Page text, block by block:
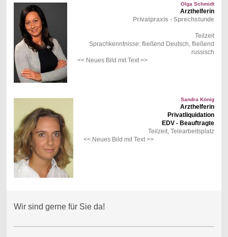
Olga Schmidt
Arzthelferin
Privatpraxis - Sprechstunde
Teilzeit
Sprachkenntnisse: fließend Deutsch, fließend
russisch
<< Neues Bild mit Text >>
Sandra König
Arzthelferin
Privatliquidation
EDV - Beauftragte
Teilzeit, Telearbeitsplatz
<< Neues Bild mit Text >>
Wir sind gerne für Sie da!